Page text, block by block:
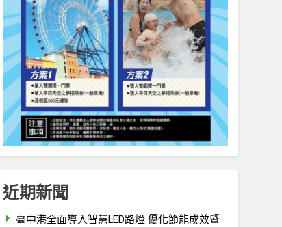
近期新聞
臺中港全面導入智慧LED路燈 優化節能成效暨